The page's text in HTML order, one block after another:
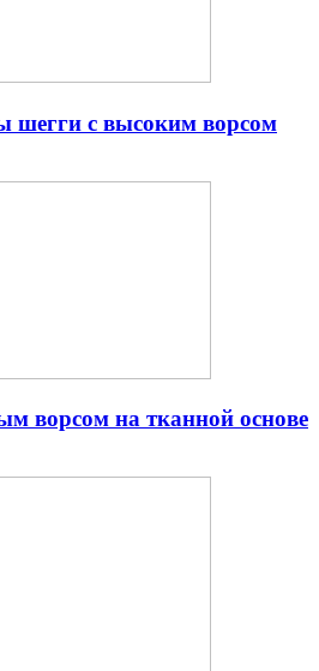
шегги с высоким ворсом
ворсом на тканной основе